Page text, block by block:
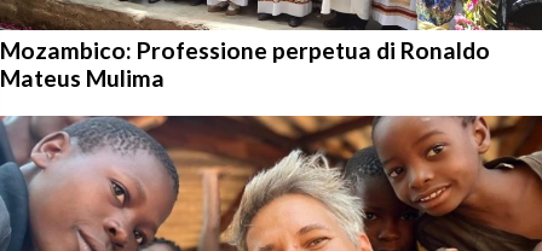
Mozambico: Professione perpetua di Ronaldo
Mateus Mulima